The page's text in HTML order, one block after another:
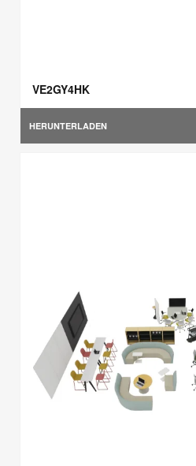
VE2GY4HK
HERUNTERLADEN